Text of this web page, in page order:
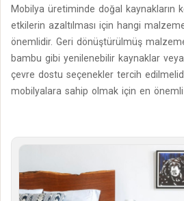
Mobilya üretiminde doğal kaynakların
etkilerin azaltılması için hangi
önemlidir. Geri dönüştürülmüş
bambu gibi yenilenebilir kaynaklar
çevre dostu seçenekler tercih
mobilyalara sahip olmak için en